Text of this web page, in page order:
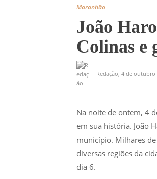
Maranhão
João
Colinas e
Redação 4 de outubro
Na noite de ontem, 4
em sua história. João
município. Milhares
diversas regiões da
dia 6.